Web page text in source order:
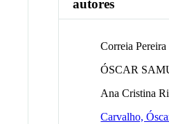
autores
Correia
ÓSCAR
Ana Cristina
Carvalho,